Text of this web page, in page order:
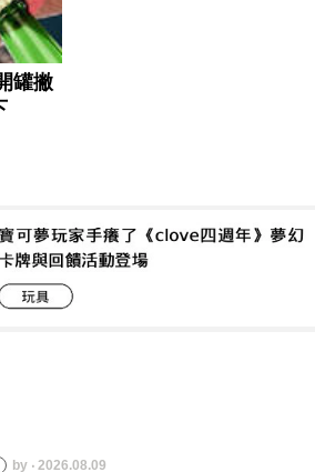
by ‧ 2026.08.09